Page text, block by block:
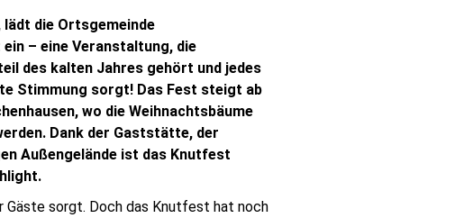
lädt die Ortsgemeinde
– eine Veranstaltung, die
des kalten Jahres gehört und jedes
Stimmung sorgt! Das Fest steigt ab
wo die Weihnachtsbäume
Dank der Gaststätte, der
Außengelände ist das Knutfest
Gäste sorgt. Doch das Knutfest hat noch